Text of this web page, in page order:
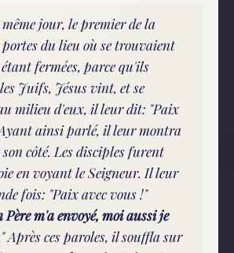
même jour, le premier de la
portes du lieu où se trouvaient
fermées, parce qu'ils
Juifs, Jésus vint, et se
milieu d'eux, il leur dit: "Paix
ainsi parlé, il leur montra
côté. Les disciples furent
en voyant le Seigneur. Il leur
fois: "Paix avec vous !"
Père m'a envoyé, moi aussi je
Après ces paroles, il souffla sur